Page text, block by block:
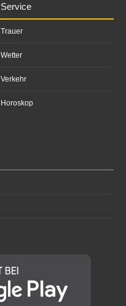
Service
Trauer
Wetter
Verkehr
Horoskop